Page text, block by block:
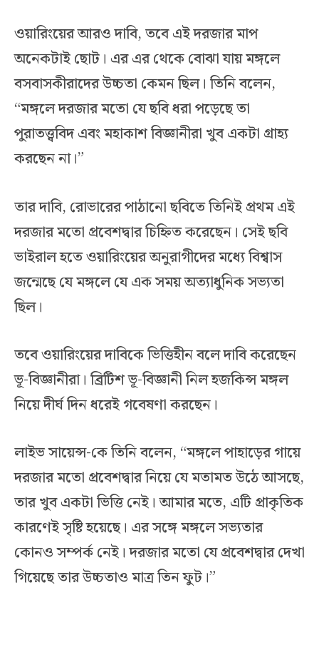
ওয়ারিংয়ের আরও দাবি, তবে এই দরজার মাপ
অনেকটাই ছোট। এর এর থেকে বোঝা যায় মঙ্গলে
বসবাসকীরাদের উচ্চতা কেমন ছিল। তিনি বলেন,
“মঙ্গলে দরজার মতো যে ছবি ধরা পড়েছে তা
পুরাতত্ত্ববিদ এবং মহাকাশ বিজ্ঞানীরা খুব একটা গ্রাহ্য
করছেন না।”
তার দাবি, রোভারের পাঠানো ছবিতে তিনিই প্রথম এই
দরজার মতো প্রবেশদ্বার চিহ্নিত করেছেন। সেই ছবি
ভাইরাল হতে ওয়ারিংয়ের অনুরাগীদের মধ্যে বিশ্বাস
জন্মেছে যে মঙ্গলে যে এক সময় অত্যাধুনিক সভ্যতা
ছিল।
তবে ওয়ারিংয়ের দাবিকে ভিত্তিহীন বলে দাবি করেছেন
ভূ-বিজ্ঞানীরা। ব্রিটিশ ভূ-বিজ্ঞানী নিল হজকিন্স মঙ্গল
নিয়ে দীর্ঘ দিন ধরেই গবেষণা করছেন।
লাইভ সায়েন্স-কে তিনি বলেন, “মঙ্গলে পাহাড়ের গায়ে
দরজার মতো প্রবেশদ্বার নিয়ে যে মতামত উঠে আসছে,
তার খুব একটা ভিত্তি নেই। আমার মতে, এটি প্রাকৃতিক
কারণেই সৃষ্টি হয়েছে। এর সঙ্গে মঙ্গলে সভ্যতার
কোনও সম্পর্ক নেই। দরজার মতো যে প্রবেশদ্বার দেখা
গিয়েছে তার উচ্চতাও মাত্র তিন ফুট।”